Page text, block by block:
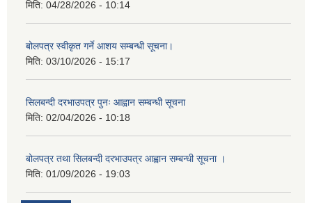
मिति: 04/28/2026 - 10:14
बोलपत्र स्वीकृत गर्ने आशय सम्बन्धी सूचना।
मिति: 03/10/2026 - 15:17
सिलबन्दी दरभाउपत्र पुनः आह्वान सम्बन्धी सूचना
मिति: 02/04/2026 - 10:18
बोलपत्र तथा सिलबन्दी दरभाउपत्र आह्वान सम्बन्धी सूचना ।
मिति: 01/09/2026 - 19:03